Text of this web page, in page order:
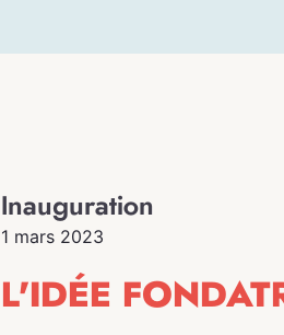
Inauguration
1 mars 2023
L'IDÉE